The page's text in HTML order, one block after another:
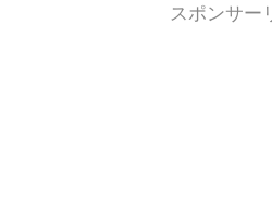
スポンサー